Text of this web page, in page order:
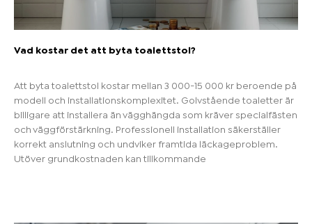
Vad kostar det att byta toalettstol?
Att byta toalettstol kostar mellan 3 000-15 000 kr beroende på
modell och installationskomplexitet. Golvstående toaletter är
billigare att installera än vägghängda som kräver specialfästen
och väggförstärkning. Professionell installation säkerställer
korrekt anslutning och undviker framtida läckageproblem.
Utöver grundkostnaden kan tillkommande